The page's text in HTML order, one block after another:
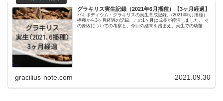
グラキリス実生記録（2021年6月播種）【3ヶ月経過】
パキポディウム・グラキリスの実生育成記録。(2021年6月播種）
播種から3ヶ月経過の記録。この1ヶ月は成長が停滞しました。 そ
の原因についての考察と、今回の結果を踏まえ、実生での幼苗期
gracilius-note.com 2021.09.30